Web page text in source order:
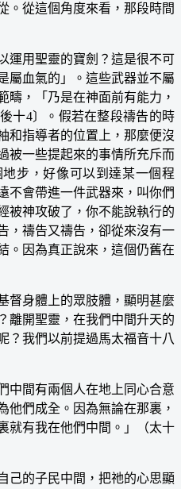
。從這個角度來看，那段時間
用聖靈的寶劍？這是很不可
屬血氣的」。這些武器並不屬
疇，「乃是在神面前有能力，
十4〕。假若在整段禱告的時
和指導者的位置上，那麼便沒
被一些提起來的事情所充斥而
步，好像可以到達某一個程
不會帶進一件武器來，叫你們
被神攻破了，你不能說執行的
，禱告又禱告，卻從來沒有一
。因為真正說來，這個仍舊在
身體上的眾肢體，顯明甚麼
離開聖靈，在我們中間升天的
？我們以前提過馬太福音十八
間有兩個人在地上同心合意
他們成全。因為無論在那裏，
就有我在他們中間。」（太十
的子民中間，把祂的心思顯